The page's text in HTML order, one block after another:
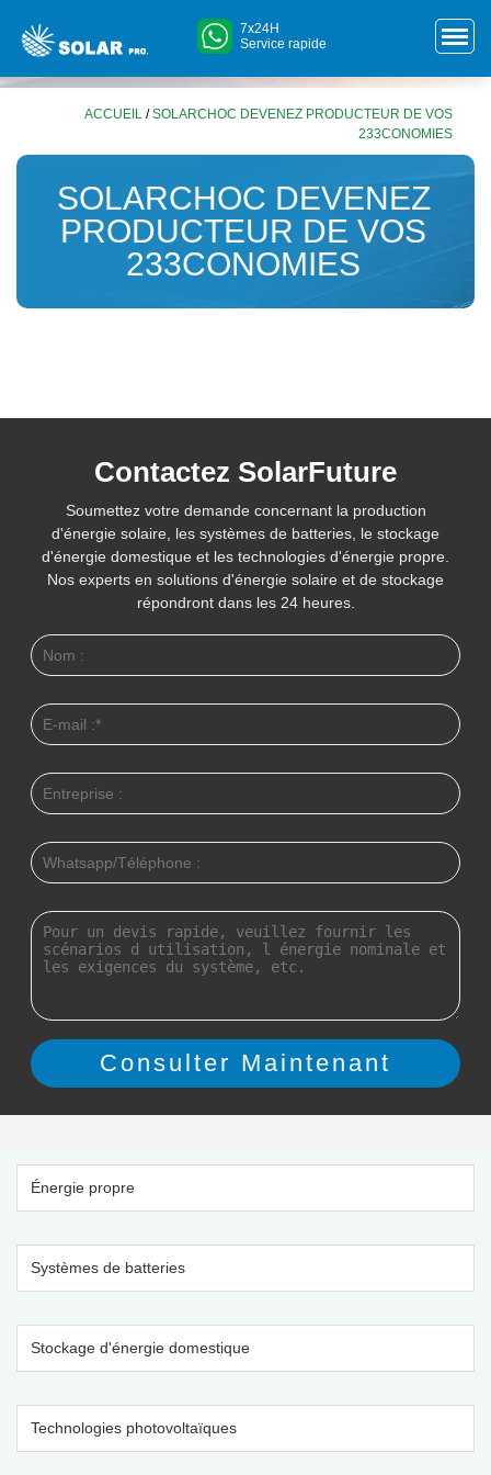
7x24H
Service rapide
ACCUEIL /SOLARCHOC DEVENEZ PRODUCTEUR DE VOS
233CONOMIES
SOLARCHOC DEVENEZ
PRODUCTEUR DE VOS
233CONOMIES
Contactez SolarFuture
Soumettez votre demande concernant la production
d'énergie solaire, les systèmes de batteries, le stockage
d'énergie domestique et les technologies d'énergie propre.
Nos experts en solutions d'énergie solaire et de stockage
répondront dans les 24 heures.
Énergie propre
Systèmes de batteries
Stockage d'énergie domestique
Technologies photovoltaïques